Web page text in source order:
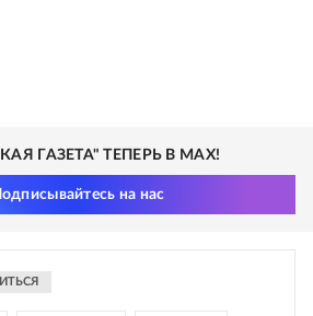
ГАЗЕТА" ТЕПЕРЬ В MAX!
на нас